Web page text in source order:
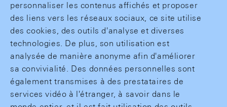
personnaliser les contenus affichés et proposer
des liens vers les réseaux sociaux, ce site utilise
des cookies, des outils d'analyse et diverses
technologies. De plus, son utilisation est
analysée de manière anonyme afin d'améliorer
sa convivialité. Des données personnelles sont
également transmises à des prestataires de
services vidéo à l'étranger, à savoir dans le